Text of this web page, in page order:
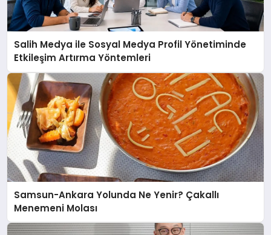
Salih Medya ile Sosyal Medya Profil Yönetiminde
Etkileşim Artırma Yöntemleri
Samsun-Ankara Yolunda Ne Yenir? Çakallı
Menemeni Molası